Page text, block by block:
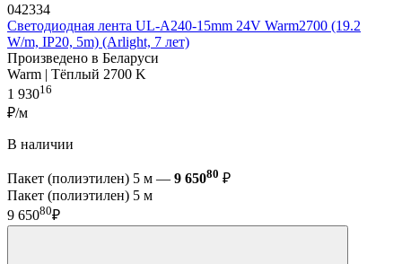
042334
Светодиодная лента UL-A240-15mm 24V Warm2700 (19.2
W/m, IP20, 5m) (Arlight, 7 лет)
Произведено в Беларуси
Warm | Тёплый 2700 K
1 93016
₽/м
В наличии
Пакет (полиэтилен) 5 м — 9 65080 ₽
Пакет (полиэтилен) 5 м
9 65080₽